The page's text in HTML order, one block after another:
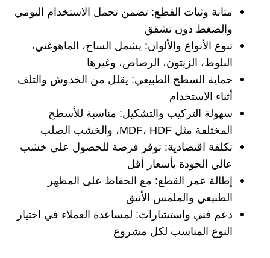
متانة وثبات القطع: تضمن تحمل الاستخدام اليومي
والضغط دون تشقق
تنوع الأنواع والألوان: يشمل الساج، الماهوغني،
البلوط، الزيتون، الرصاص، وغيرها
حماية السطح الطبيعي: يقلل من الخدوش والتلف
أثناء الاستخدام
سهولة التركيب والتشكيل: مناسبة للأسطح
المختلفة مثل MDF، HDF، والخشب الصلب
تكلفة اقتصادية: توفر فرصة للحصول على خشب
عالي الجودة بأسعار أقل
إطالة عمر القطع: مع الحفاظ على المظهر
الطبيعي والملمس الأنيق
دعم فني واستشارات: لمساعدة العملاء في اختيار
النوع المناسب لكل مشروع